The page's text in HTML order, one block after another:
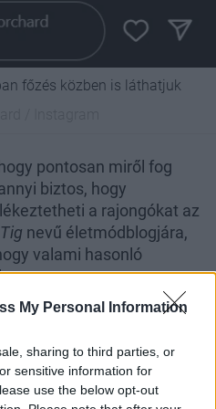
My Personal Information
sharing to third parties, or
sensitive information for
use the below opt-out
főzés közben is láthatjuk
pontosan miről fog
biztos, hogy
a rajongókat az
nevű életmódblogjára,
valami hasonló